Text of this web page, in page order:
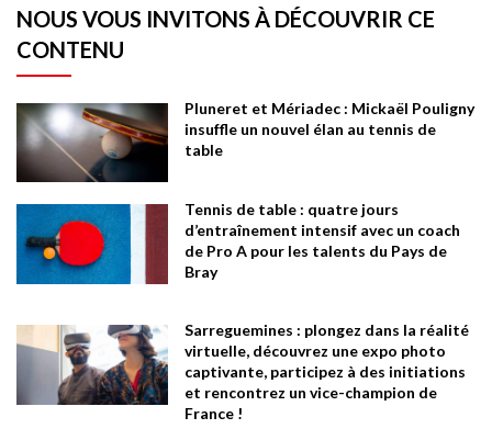
NOUS VOUS INVITONS À DÉCOUVRIR CE
CONTENU
Pluneret et Mériadec : Mickaël Pouligny
insuffle un nouvel élan au tennis de
table
Tennis de table : quatre jours
d’entraînement intensif avec un coach
de Pro A pour les talents du Pays de
Bray
Sarreguemines : plongez dans la réalité
virtuelle, découvrez une expo photo
captivante, participez à des initiations
et rencontrez un vice-champion de
France !